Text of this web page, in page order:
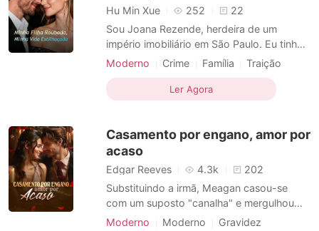
Hu Min Xue 252
22
Sou Joana Rezende, herdeira de um
império imobiliário em São Paulo. Eu tinha
uma vida perfeita com meu marido, Bruno,
uma única frase de um médico estilhaçou
meu mundo. "A Clara não é sua filha." A
minha melhor amiga,
Moderno Crime Família
Traição
Vingança
Bebê adorável
Ler Agora
Casamento por engano, amor por
acaso
Edgar Reeves 4.3k
202
Substituindo a irmã, Meagan casou-se
com um suposto "canalha" e mergulhou
numa vida de pobreza. Mas, de repente,
Moderno Moderno
Gravidez